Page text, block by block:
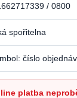
/ 0800
spořitelna
číslo
platba